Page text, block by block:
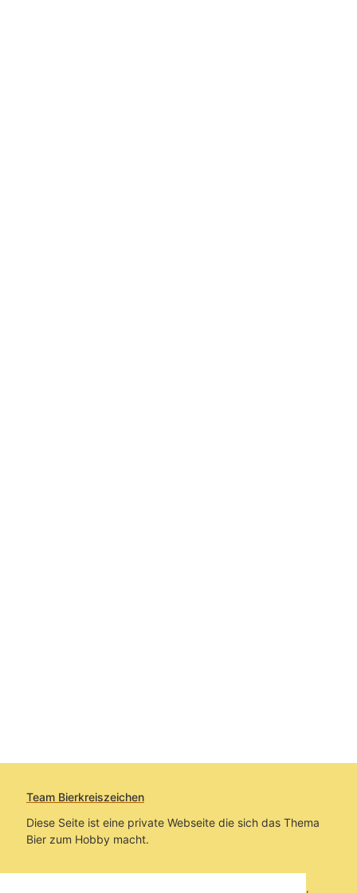
Team Bierkreiszeichen
Diese Seite ist eine private Webseite die sich das Thema
Bier zum Hobby macht.